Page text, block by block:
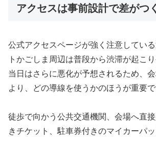
アクセスは事前設計で差がつく
公式アクセスページが強く注意してい
トかごしま周辺は普段から渋滞が起こ
当日はさらに悪化が予想されるため、
より、どの導線を使うかのほうが重要で
徒歩で向かう公共交通機関、会場へ直
きチケット、駐車券付きのマイカーパ